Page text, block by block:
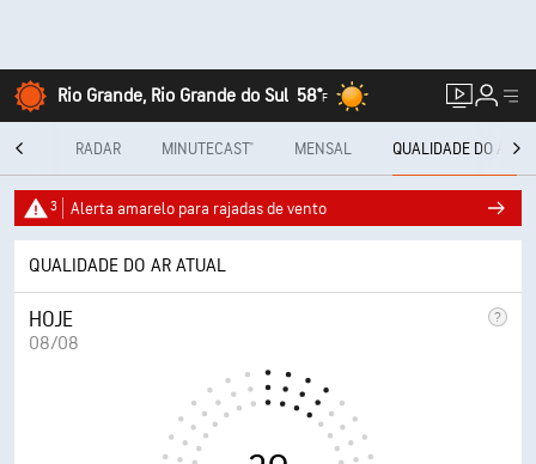
Rio Grande, Rio Grande do Sul 58°F
RADAR MINUTECAST® MENSAL QUALIDADE DO AR
3 Alerta amarelo para rajadas de vento
QUALIDADE DO AR ATUAL
HOJE
08/08